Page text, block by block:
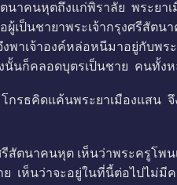
นหุตถึงแก่พิราลัย พระยาเ
เป็นชายาพระเจ้ากรุงศรีสัต
พาเจ้าองค์หล่อหนีมาอยู่กับพ
ก็คลอดบุตรเป็นชาย คนทั้งห
ธคิดแค้นพระยาเมืองแสน จึ
นาคนหุต เห็นว่าพระครูโพน
ย เห็นว่าจะอยู่ในที่นี้ต่อไปไม่